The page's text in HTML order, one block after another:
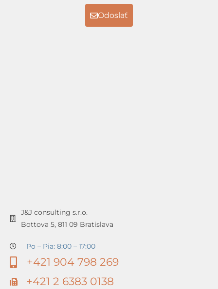
Odoslať
J&J consulting s.r.o.
Bottova 5, 811 09 Bratislava
Po – Pia: 8:00 – 17:00
+421 904 798 269
+421 2 6383 0138